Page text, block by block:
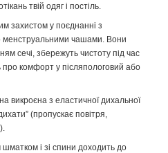
твій одяг і постіль.
захистом у поєднанні з
чашами. Вони
сечі, збережуть чистоту під час
про комфорт у післяпологовий або
викроєна з еластичної дихальної
(пропускає повітря,
шматком і зі спини доходить до